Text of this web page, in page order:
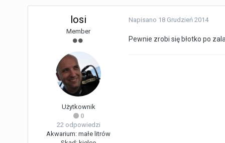
losi
Member
Użytkownik
0
22 odpowiedzi
Akwarium:małe litrów
Napisano 18 Grudzień 2014
Pewnie zrobi się błotko po